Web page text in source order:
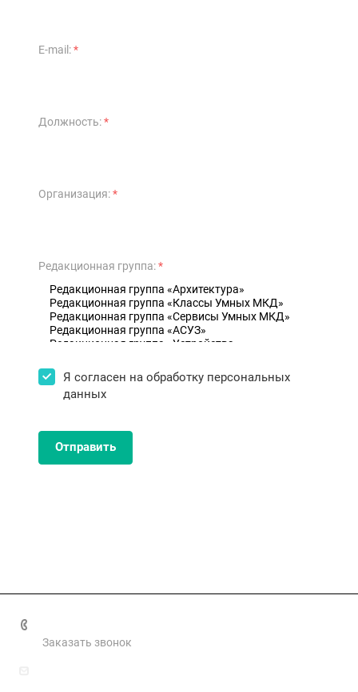
E-mail:*
Должность:*
Организация:*
Редакционная группа:*
Я согласен на обработку персональных
данных
Отправить
Заказать звонок